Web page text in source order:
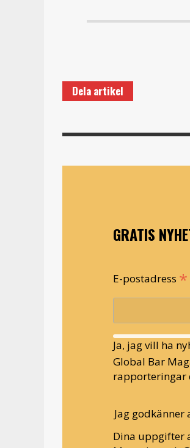
Dela artikel
GRATIS
E-postadress *
Ja, jag vill ha
Global Bar
rapporteringar
Jag
Dina uppgifter